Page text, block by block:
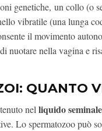
genetiche, un collo (o
vibratile (una lunga
il movimento
nuotare nella vagina e
QUANTO
nelliquido seminale
Lo spermatozoo può